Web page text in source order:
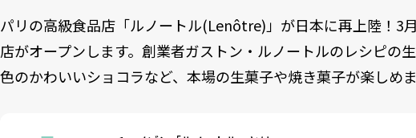
パリの高級食品店「ルノートル(Lenôtre)」が日本に再上陸！3
店がオープンします。創業者ガストン・ルノートルのレシピの
色のかわいいショコラなど、本場の生菓子や焼き菓子が楽しめま